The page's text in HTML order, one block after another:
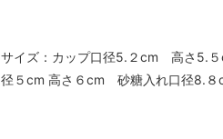
サイズ：カップ口径5.２cm 高さ5.
径５cm 高さ６cm 砂糖入れ口径8.